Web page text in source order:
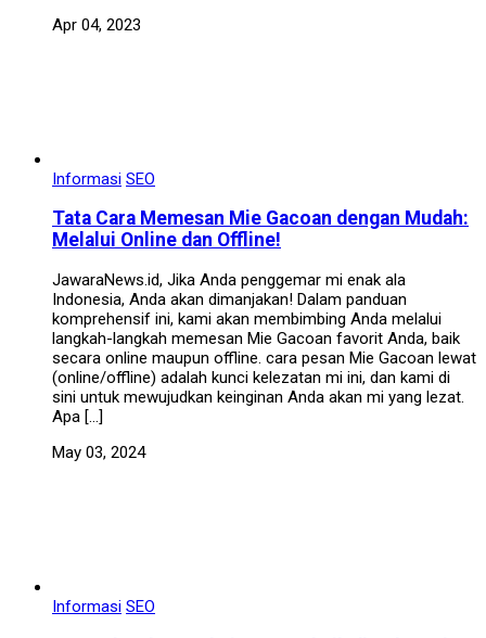
Apr 04, 2023
Informasi SEO
Tata Cara Memesan Mie Gacoan dengan Mudah:
Melalui Online dan Offline!
JawaraNews.id, Jika Anda penggemar mi enak ala
Indonesia, Anda akan dimanjakan! Dalam panduan
komprehensif ini, kami akan membimbing Anda melalui
langkah-langkah memesan Mie Gacoan favorit Anda, baik
secara online maupun offline. cara pesan Mie Gacoan lewat
(online/offline) adalah kunci kelezatan mi ini, dan kami di
sini untuk mewujudkan keinginan Anda akan mi yang lezat.
Apa […]
May 03, 2024
Informasi SEO